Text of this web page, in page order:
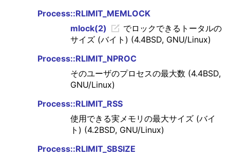
Process::RLIMIT_MEMLOCK
mlock(2)
でロックできるトータルの
サイズ (バイト) (4.4BSD, GNU/Linux)
Process::RLIMIT_NPROC
そのユーザのプロセスの最大数 (4.4BSD,
GNU/Linux)
Process::RLIMIT_RSS
使用できる実メモリの最大サイズ (バイ
ト) (4.2BSD, GNU/Linux)
Process::RLIMIT_SBSIZE